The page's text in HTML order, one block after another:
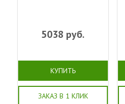
5038 руб.
КУПИТЬ
ЗАКАЗ В 1 КЛИК